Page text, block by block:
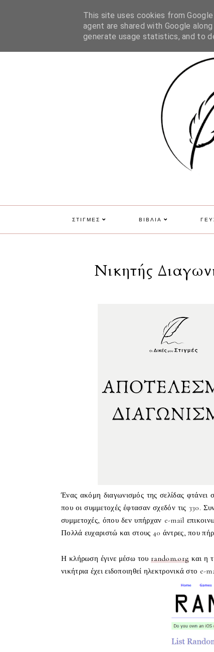
ΠΟΙΑ ΕΙΜΑΙ ΕΠΙΚΟΙΝΩΝΙΑ GDPR
ΣΤΙΓΜΕΣ ΒΙΒΛΙΑ
Νικητής
Ένας ακόμη διαγωνισμός της σελίδας φτάνει
που οι συμμετοχές έφτασαν σχεδόν τις 330.
συμμετοχές, όπου δεν υπήρχαν e-mail
Πολλά ευχαριστώ και στους 40 άντρες, που
Η κλήρωση έγινε μέσω τουrandom.org και η
νικήτρια έχει ειδοποιηθεί ηλεκτρονικά στο e-
This site uses cookies from
agent are shared with Google
generate usage statistics, and to